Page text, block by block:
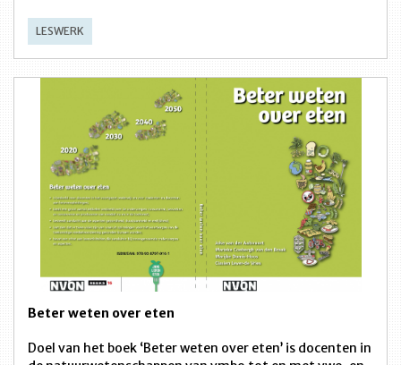
LESWERK
Beter weten over eten
Doel van het boek ‘Beter weten over eten’ is docenten in